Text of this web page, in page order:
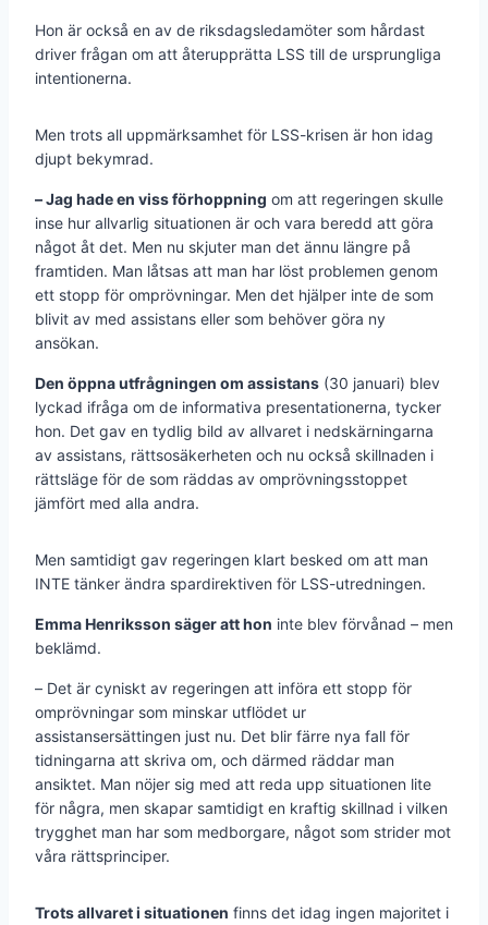
Hon är också en av de riksdagsledamöter som hårdast
driver frågan om att återupprätta LSS till de ursprungliga
intentionerna.
Men trots all uppmärksamhet för LSS-krisen är hon idag
djupt bekymrad.
– Jag hade en viss förhoppning om att regeringen skulle
inse hur allvarlig situationen är och vara beredd att göra
något åt det. Men nu skjuter man det ännu längre på
framtiden. Man låtsas att man har löst problemen genom
ett stopp för omprövningar. Men det hjälper inte de som
blivit av med assistans eller som behöver göra ny
ansökan.
Den öppna utfrågningen om assistans (30 januari) blev
lyckad ifråga om de informativa presentationerna, tycker
hon. Det gav en tydlig bild av allvaret i nedskärningarna
av assistans, rättsosäkerheten och nu också skillnaden i
rättsläge för de som räddas av omprövningsstoppet
jämfört med alla andra.
Men samtidigt gav regeringen klart besked om att man
INTE tänker ändra spardirektiven för LSS-utredningen.
Emma Henriksson säger att hon inte blev förvånad – men
beklämd.
– Det är cyniskt av regeringen att införa ett stopp för
omprövningar som minskar utflödet ur
assistansersättingen just nu. Det blir färre nya fall för
tidningarna att skriva om, och därmed räddar man
ansiktet. Man nöjer sig med att reda upp situationen lite
för några, men skapar samtidigt en kraftig skillnad i vilken
trygghet man har som medborgare, något som strider mot
våra rättsprinciper.
Trots allvaret i situationen finns det idag ingen majoritet i